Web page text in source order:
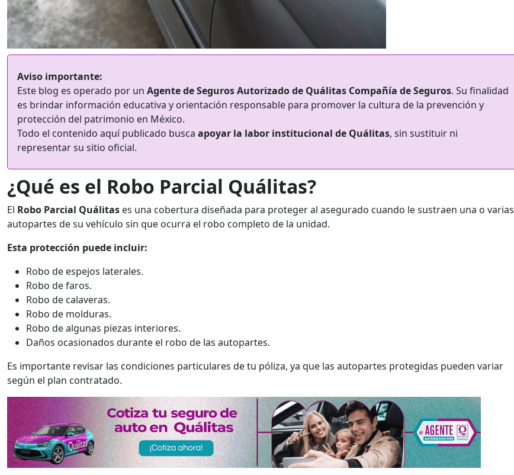
Aviso importante:
Este blog es operado por un Agente de Seguros Autorizado de Quálitas Compañía de Seguros. Su finalidad
es brindar información educativa y orientación responsable para promover la cultura de la prevención y
protección del patrimonio en México.
Todo el contenido aquí publicado busca apoyar la labor institucional de Quálitas, sin sustituir ni
representar su sitio oficial.
¿Qué es el Robo Parcial Quálitas?
El Robo Parcial Quálitas es una cobertura diseñada para proteger al asegurado cuando le sustraen una o varias
autopartes de su vehículo sin que ocurra el robo completo de la unidad.
Esta protección puede incluir:
Robo de espejos laterales.
Robo de faros.
Robo de calaveras.
Robo de molduras.
Robo de algunas piezas interiores.
Daños ocasionados durante el robo de las autopartes.
Es importante revisar las condiciones particulares de tu póliza, ya que las autopartes protegidas pueden variar
según el plan contratado.